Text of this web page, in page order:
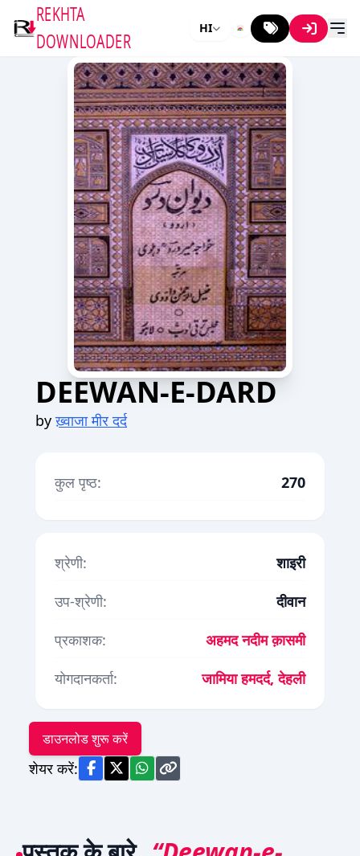
REKHTA
DOWNLOADER
HI
DEEWAN-E-DARD
byख़्वाजा मीर दर्द
कुल पृष्ठ: 270
श्रेणी:
शाइरी
उप-श्रेणी:
दीवान
प्रकाशक:
अहमद नदीम क़ासमी
योगदानकर्ता:
जामिया हमदर्द, देहली
डाउनलोड शुरू करें
शेयर करें: